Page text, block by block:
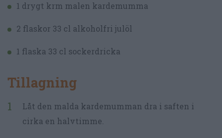
1 drygt krm malen kardemumma
2 flaskor 33 cl alkoholfri julöl
1 flaska 33 cl sockerdricka
Tillagning
Låt den malda kardemumman dra i saften i
cirka en halvtimme.